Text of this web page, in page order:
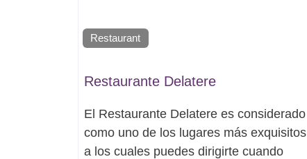
Restaurant
Restaurante Delatere
El Restaurante Delatere es considerado
como uno de los lugares más exquisitos
a los cuales puedes dirigirte cuando